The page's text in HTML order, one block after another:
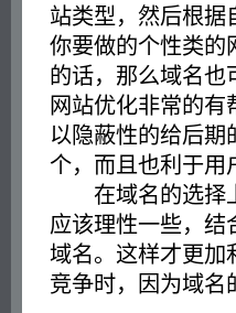
站类型，然后根据
你要做的个性类的
的话，那么域名也
网站优化非常的
以隐蔽性的给后期
个，而且也利于用
在域名的选择上
应该理性一些，结
域名。这样才更加
竞争时，因为域